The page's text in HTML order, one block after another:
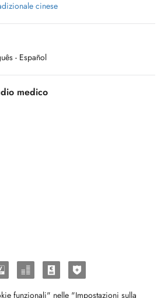
cinese
- Español
medico
funzionali" nelle "Impostazioni sulla